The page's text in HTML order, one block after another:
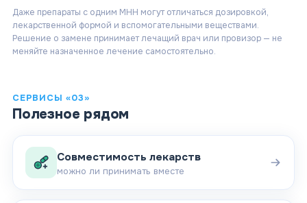
Даже препараты с одним МНН могут отличаться дозировкой,
лекарственной формой и вспомогательными веществами.
Решение о замене принимает лечащий врач или провизор — не
меняйте назначенное лечение самостоятельно.
СЕРВИСЫ «03»
Полезное рядом
Совместимость лекарств
можно ли принимать вместе